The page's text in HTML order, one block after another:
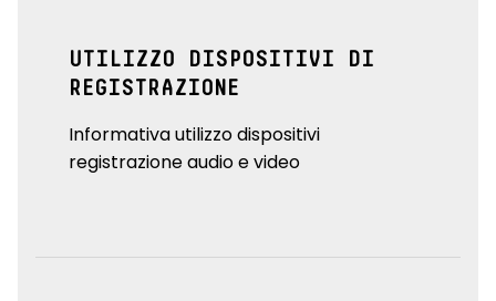
UTILIZZO DISPOSITIVI DI
REGISTRAZIONE
Informativa utilizzo dispositivi
registrazione audio e video